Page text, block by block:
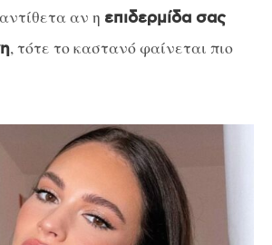
αν η επιδερμίδα σας
, τότε το καστανό φαίνεται πιο